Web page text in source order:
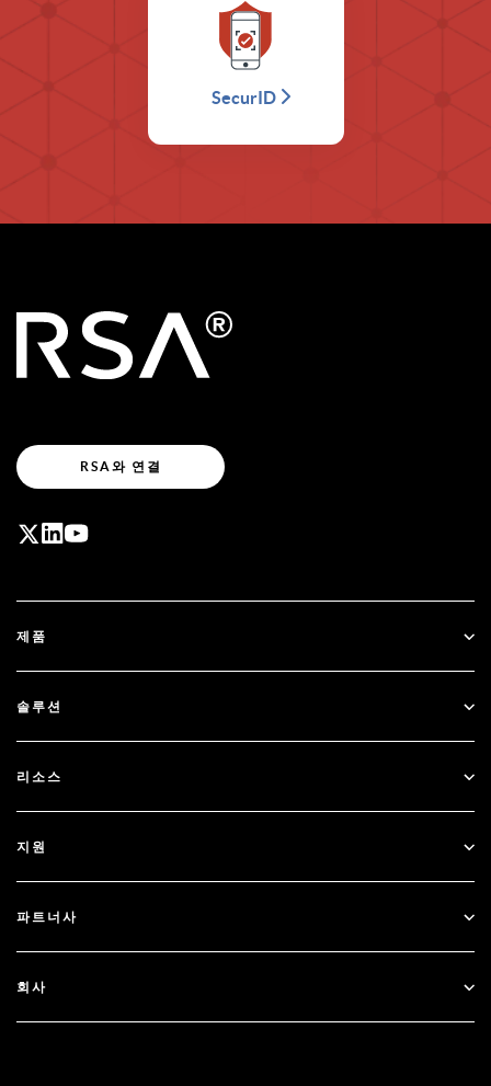
SecurID
RSA와 연결
제품
SecurID
솔루션
다단계 인증
금융 서비스
리소스
블로그
문서
지원
고객 지원
파트너사
파트너 되기
회사